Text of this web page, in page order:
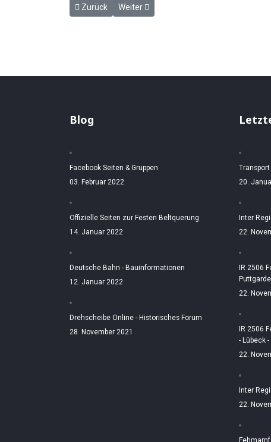
Vorheriger Beitrag: Das ging noch einmal gut - HP
Zurück Nächster Beitrag: Verkehrsunfälle - HP
Weiter
Blog
Facebook Seiten & Gruppen
03. Februar 2022
Offizielle Seiten zur Festen Beltquerung
14. Januar 2022
Deutsche Bahn - Bauinformationen
12. Januar 2022
Drehscheibe Online - Historisches Forum
28. November 2021
20.
Inter
22.
IR 2506
22.
IR 2506
- Lübeck
22.
Inter
22.